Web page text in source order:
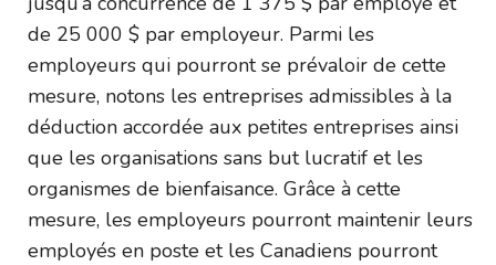
de 25 000 $ par employeur. Parmi les
employeurs qui pourront se prévaloir de cette
mesure, notons les entreprises admissibles à la
déduction accordée aux petites entreprises ainsi
que les organisations sans but lucratif et les
organismes de bienfaisance. Grâce à cette
mesure, les employeurs pourront maintenir leurs
employés en poste et les Canadiens pourront